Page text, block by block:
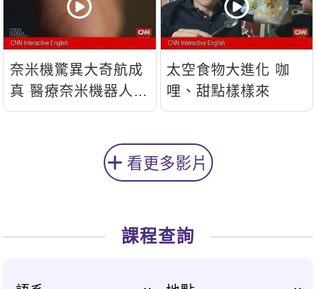
奈米機驚異大奇航成
真 醫療奈米機器人問
世
太空食物大進化 咖
哩、甜點樣樣來
看更多影片
課程查詢